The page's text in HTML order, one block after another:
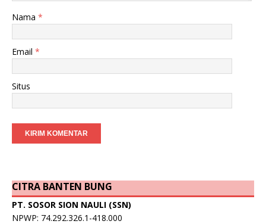
Nama *
Email *
Situs
CITRA BANTEN BUNG
PT. SOSOR SION NAULI (SSN)
NPWP: 74.292.326.1-418.000